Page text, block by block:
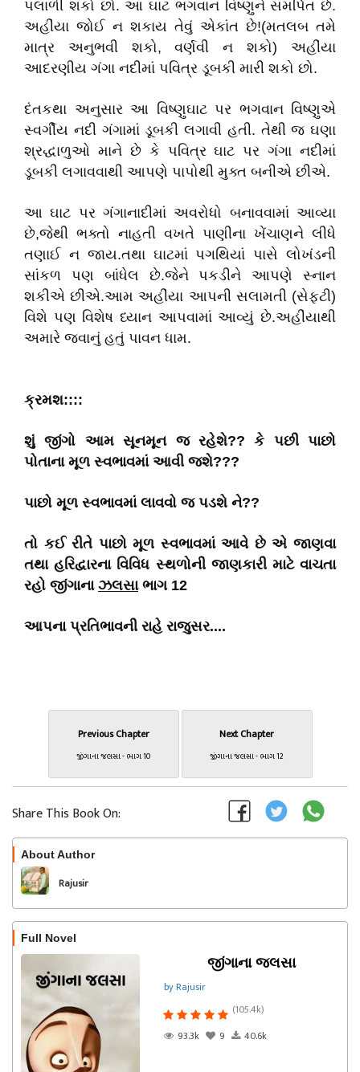
પલાળી શકો છો. આ ઘાટ ભગવાન વિષ્ણુને સમર્પિત છે.
અહીંયા જોઈ ન શકાય તેવું એકાંત છે!(મતલબ તમે
માત્ર અનુભવી શકો, વર્ણવી ન શકો) અહીંયા
આદરણીય ગંગા નદીમાં પવિત્ર ડૂબકી મારી શકો છો.
દંતકથા અનુસાર આ વિષ્ણુઘાટ પર ભગવાન વિષ્ણુએ
સ્વર્ગીય નદી ગંગામાં ડૂબકી લગાવી હતી. તેથી જ ઘણા
શ્રદ્ધાળુઓ માને છે કે પવિત્ર ઘાટ પર ગંગા નદીમાં
ડૂબકી લગાવવાથી આપણે પાપોથી મુક્ત બનીએ છીએ.
આ ઘાટ પર ગંગાનાદીમાં અવરોધો બનાવવામાં આવ્યા
છે,જેથી ભક્તો નાહતી વખતે પાણીના ખેંચાણને લીધે
તણાઈ ન જાય.તથા ઘાટમાં પગથિયાં પાસે લોખંડની
સાંકળ પણ બાંધેલ છે.જેને પકડીને આપણે સ્નાન
શકીએ છીએ.આમ અહીંયા આપની સલામતી (સેફ્ટી)
વિશે પણ વિશેષ ધ્યાન આપવામાં આવ્યું છે.અહીંયાથી
અમારે જવાનું હતું પાવન ધામ.
ક્રમશ::::
શું જીંગો આમ સૂનમૂન જ રહેશે?? કે પછી પાછો
પોતાના મૂળ સ્વભાવમાં આવી જશે???
પાછો મૂળ સ્વભાવમાં લાવવો જ પડશે ને??
તો કઈ રીતે પાછો મૂળ સ્વભાવમાં આવે છે એ જાણવા
તથા હરિદ્વારના વિવિધ સ્થળોની જાણકારી માટે વાચતા
રહો જીંગાના ઝલસાભાગ 12
આપના પ્રતિભાવની રાહે રાજુસર....
Previous Chapter
જીંગાના જલસા - ભાગ 10
Next Chapter
જીંગાના જલસા - ભાગ 12
Share This Book On:
About Author
Rajusir
Full Novel
જીંગાના જલસા
by Rajusir
(105.4k)
93.3k
9 40.6k